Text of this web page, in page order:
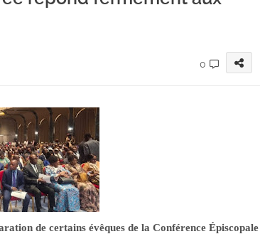
0
de certains évêques de la Conférence Épiscopale